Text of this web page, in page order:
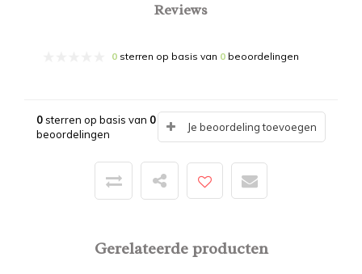
Reviews
0 sterren op basis van 0 beoordelingen
0sterren op basis van 0
beoordelingen
Je beoordeling toevoegen
Gerelateerde producten